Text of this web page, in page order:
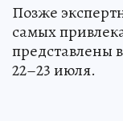
Позже
самых
представлены
22–23 июля.